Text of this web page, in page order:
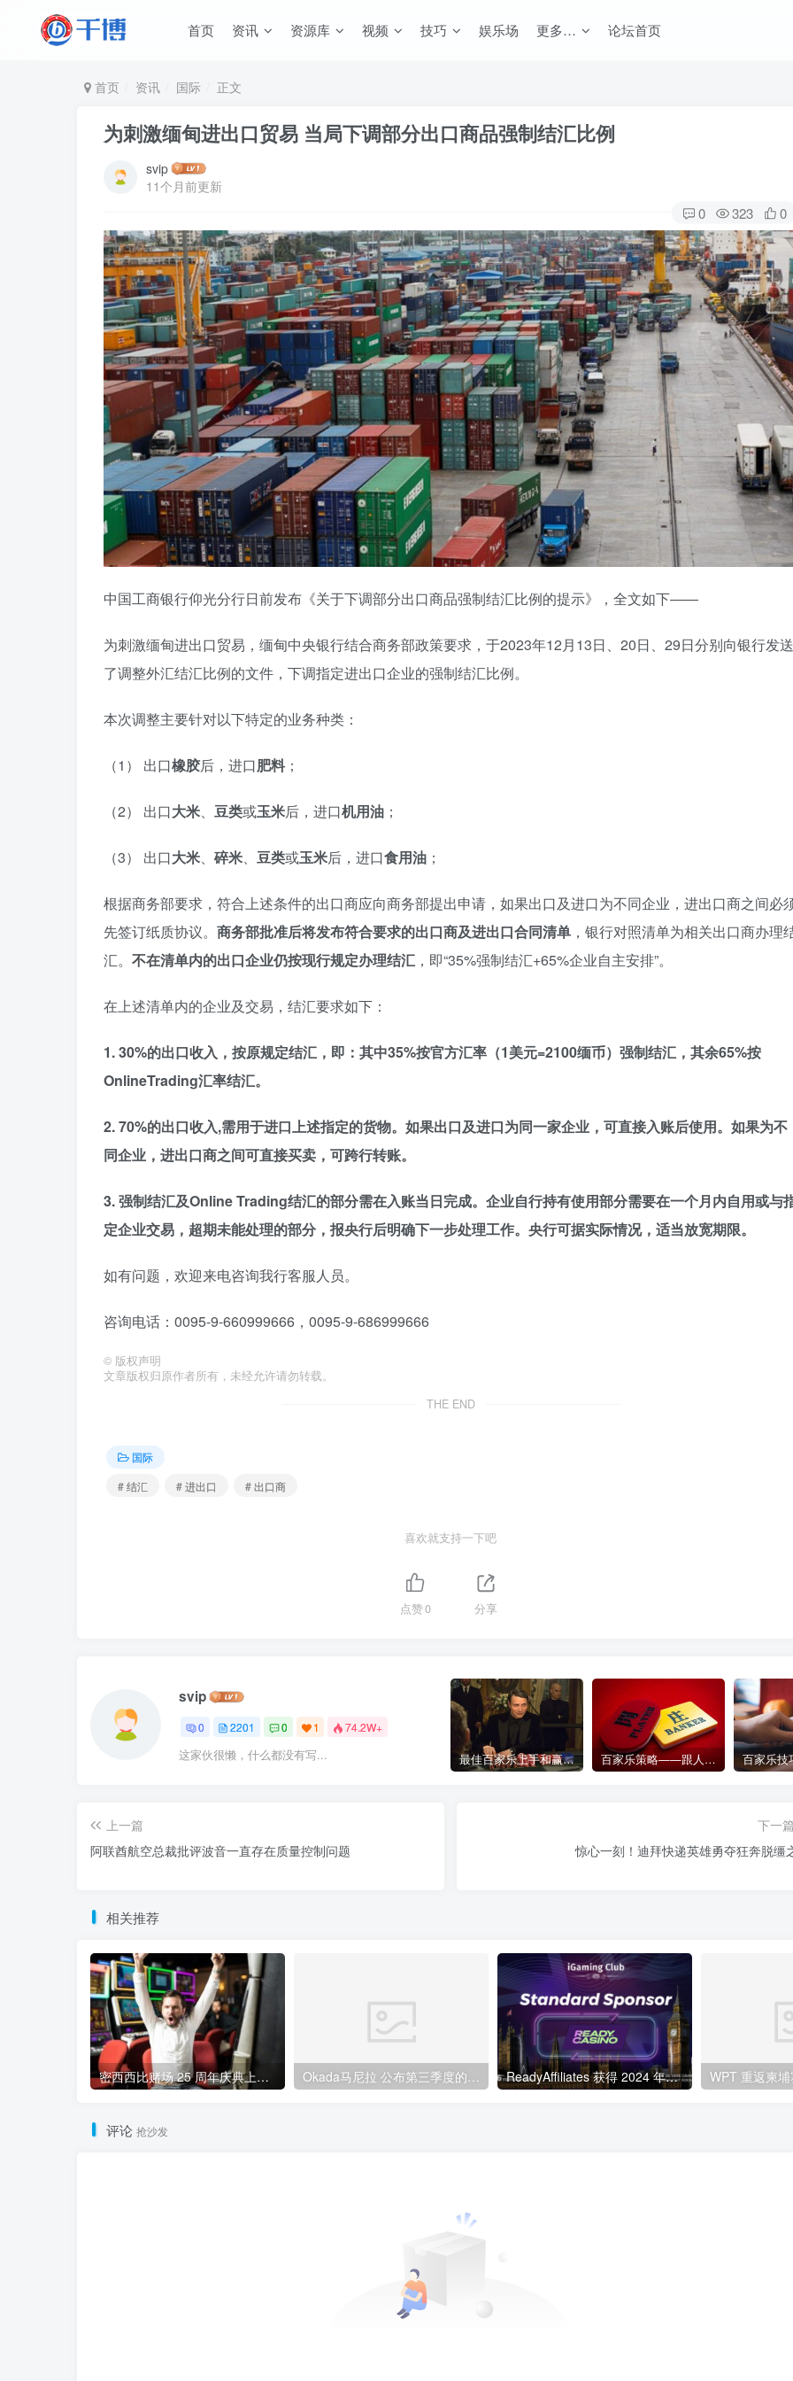
首页 资讯 资源库 视频 技巧 娱乐场 更多… 论坛首页
首页 资讯 国际 正文
为刺激缅甸进出口贸易 当局下调部分出口商品强制结汇比例
svip
11个月前更新
0 323 0
中国工商银行仰光分行日前发布《关于下调部分出口商品强制结汇比例的提示》，全文如下——
为刺激缅甸进出口贸易，缅甸中央银行结合商务部政策要求，于2023年12月13日、20日、29日分别向银行发送
了调整外汇结汇比例的文件，下调指定进出口企业的强制结汇比例。
本次调整主要针对以下特定的业务种类：
（1） 出口橡胶后，进口肥料；
（2） 出口大米、 豆类或玉米后，进口机用油 ；
（3） 出口大米、 碎米、 豆类或玉米后，进口食用油 ；
根据商务部要求，符合上述条件的出口商应向商务部提出申请，如果出口及进口为不同企业，进出口商之间必
先签订纸质协议。 商务部批准后将发布符合要求的出口商及进出口合同清单 ，银行对照清单为相关出口商办理
汇。 不在清单内的出口企业仍按现行规定办理结汇 ，即“35%强制结汇+65%企业自主安排”。
在上述清单内的企业及交易，结汇要求如下：
1. 30%的出口收入，按原规定结汇，即：其中35%按官方汇率（1美元=2100缅币）强制结汇，其余65%按
OnlineTrading汇率结汇。
2. 70%的出口收入,需用于进口上述指定的货物。如果出口及进口为同一家企业，可直接入账后使用。如果为不
同企业，进出口商之间可直接买卖，可跨行转账。
3. 强制结汇及Online Trading结汇的部分需在入账当日完成。企业自行持有使用部分需要在一个月内自用或与
定企业交易，超期未能处理的部分，报央行后明确下一步处理工作。央行可据实际情况，适当放宽期限。
如有问题，欢迎来电咨询我行客服人员。
咨询电话：0095-9-660999666，0095-9-686999666
© 版权声明
文章版权归原作者所有，未经允许请勿转载。
THE END
国际
# 结汇
# 进出口 # 出口商
喜欢就支持一下吧
点赞0 分享
svip
0 2201 0 1 74.2W+
这家伙很懒，什么都没有写... 最佳百家乐上手和赢钱指南 – 终极版 百家乐策略——跟人胜过跟路
上一篇
阿联酋航空总裁批评波音一直存在质量控制问题
下一
惊心一刻！迪拜快递英雄勇夺狂奔脱缰
相关推荐
密西西比赌场 25 周年庆典上，玩家赢得 125 万美元老虎机大奖 Okada马尼拉 公布第三季度的业绩 ReadyAffiliates 获得 2024 年伦敦赞助 WPT 重返柬
评论 抢沙发